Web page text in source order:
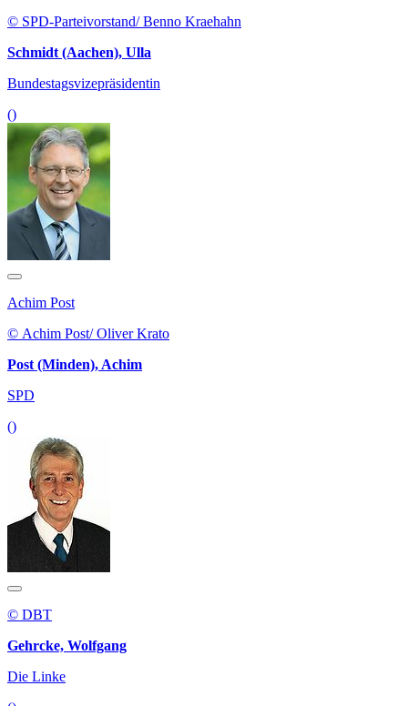
© SPD-Parteivorstand/ Benno Kraehahn
Schmidt (Aachen), Ulla
Bundestagsvizepräsidentin
()
Achim Post
© Achim Post/ Oliver Krato
Post (Minden), Achim
SPD
()
© DBT
Gehrcke, Wolfgang
Die Linke